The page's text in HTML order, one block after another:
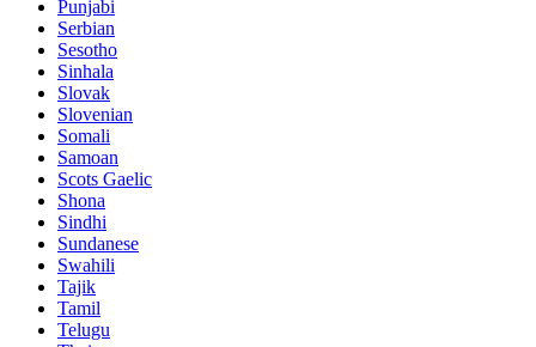
Punjabi
Serbian
Sesotho
Sinhala
Slovak
Slovenian
Somali
Samoan
Scots Gaelic
Shona
Sindhi
Sundanese
Swahili
Tajik
Tamil
Telugu